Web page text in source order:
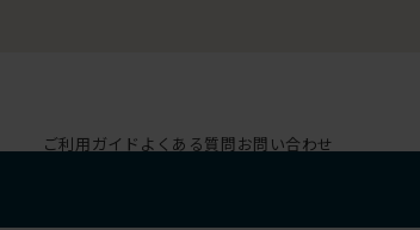
ご利用ガイド よくある質問お問い合わせ